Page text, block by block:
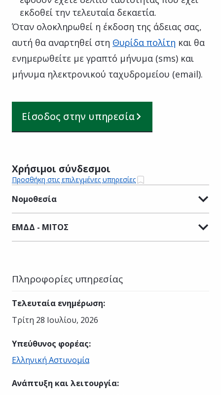
εκδοθεί την τελευταία δεκαετία.
Όταν ολοκληρωθεί η έκδοση της άδειας σας,
αυτή θα αναρτηθεί στη Θυρίδα πολίτη και θα
ενημερωθείτε με γραπτό μήνυμα (sms) και
μήνυμα ηλεκτρονικού ταχυδρομείου (email).
Είσοδος στην υπηρεσία
Χρήσιμοι σύνδεσμοι
Προσθήκη στις επιλεγμένες υπηρεσίες
Νομοθεσία
ΕΜΔΔ - ΜΙΤΟΣ
Πληροφορίες υπηρεσίας
Τελευταία ενημέρωση:
Τρίτη 28 Ιουλίου, 2026
Υπεύθυνος φορέας:
Ελληνική Αστυνομία
Ανάπτυξη και λειτουργία: